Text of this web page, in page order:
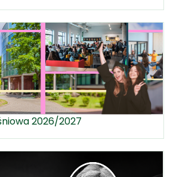
2026/2027